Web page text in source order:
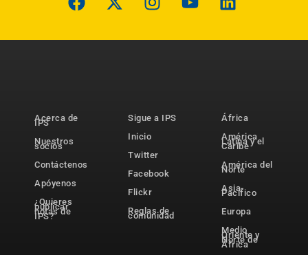
Acerca de
IPS
Nuestros
socios
Contáctenos
Apóyenos
¿Quieres
publicar
notas de
IPS?
Sigue a IPS
Inicio
Twitter
Facebook
Flickr
Reglas de
comunidad
África
América
Latina y el
Caribe
América del
Norte
Asia-
Pacífico
Europa
Medio
Oriente y
Norte de
África